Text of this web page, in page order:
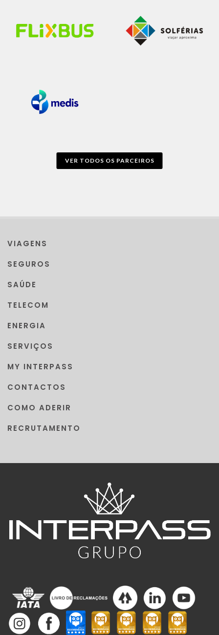
VER TODOS OS PARCEIROS
VIAGENS
SEGUROS
SAÚDE
TELECOM
ENERGIA
SERVIÇOS
MY INTERPASS
CONTACTOS
COMO ADERIR
RECRUTAMENTO